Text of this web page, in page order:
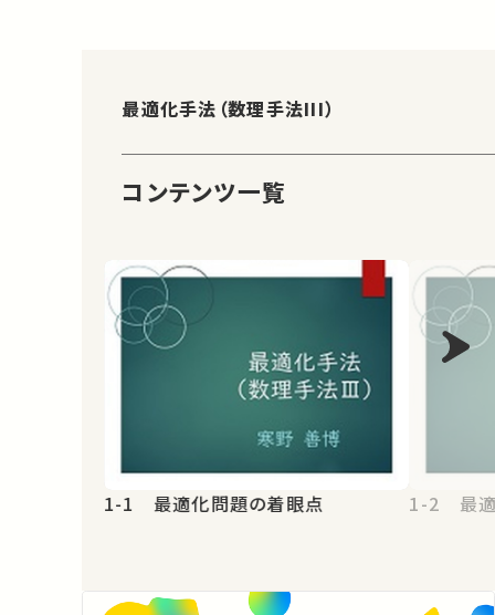
最適化手法（数理手法III）
コンテンツ一覧
1-1 最適化問題の着眼点 1-2 最適